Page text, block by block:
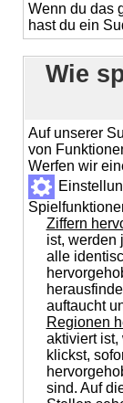
Wenn du das
hast du ein
Wie
Auf unserer
von
Werfen wir
Ziffern
ist, werden
alle
auftaucht
Regionen
aktiviert ist,
klickst,
sind. Auf